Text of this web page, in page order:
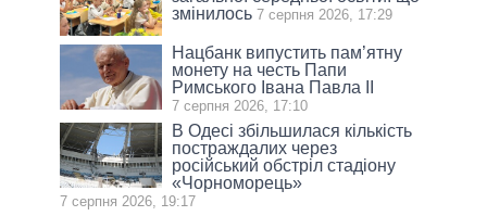
змінилось 7 серпня 2026, 17:29
Нацбанк випустить пам’ятну
монету на честь Папи
Римського Івана Павла II
7 серпня 2026, 17:10
В Одесі збільшилася кількість
постраждалих через
російський обстріл стадіону
«Чорноморець»
7 серпня 2026, 19:17